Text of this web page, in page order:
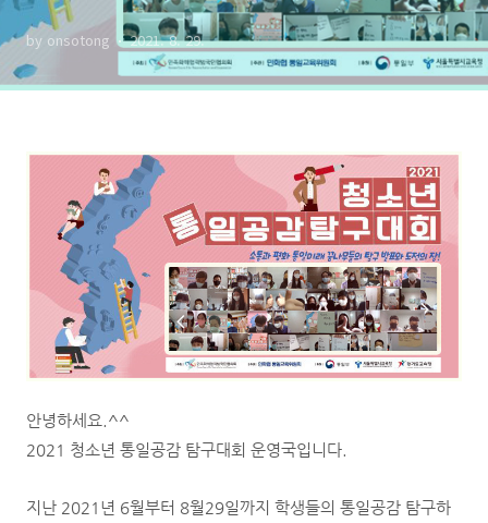
by onsotong 2021. 8. 29.
안녕하세요.^^
2021 청소년 통일공감 탐구대회 운영국입니다.
지난 2021년 6월부터 8월29일까지 학생들의 통일공감 탐구하